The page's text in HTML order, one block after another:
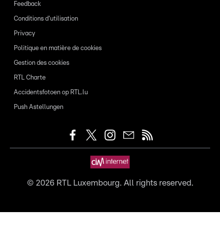
Feedback
Conditions d'utilisation
Privacy
Politique en matière de cookies
Gestion des cookies
RTL Charte
Accidentsfotoen op RTL.lu
Push Astellungen
© 2026RTL Luxembourg. All rights reserved.